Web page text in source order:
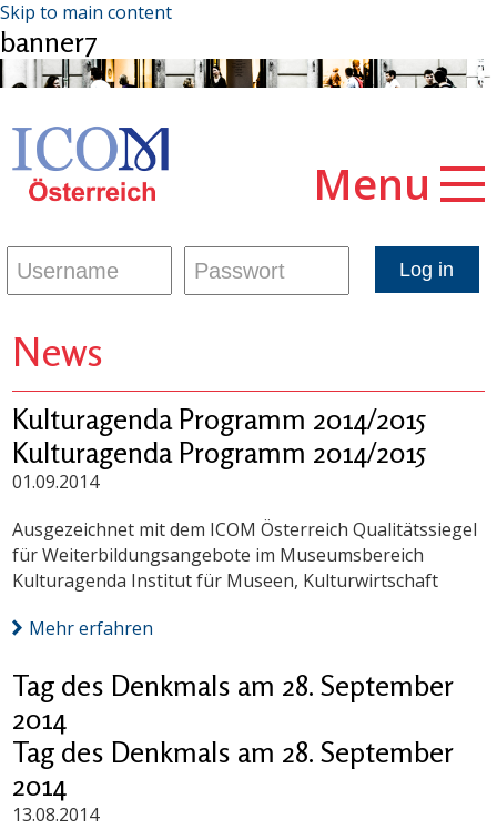
Skip to main content
banner7
Menu
News
Kulturagenda Programm 2014/2015
Kulturagenda Programm 2014/2015
01.09.2014
Ausgezeichnet mit dem ICOM Österreich Qualitätssiegel
für Weiterbildungsangebote im Museumsbereich
Kulturagenda Institut für Museen, Kulturwirtschaft
Mehr erfahren
Tag des Denkmals am 28. September
2014
Tag des Denkmals am 28. September
2014
13.08.2014